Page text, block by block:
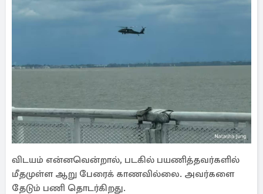
விடயம் என்னவென்றால், படகில் பயணித்தவர்களில்
மீதமுள்ள ஆறு பேரைக் காணவில்லை. அவர்களை
தேடும் பணி தொடர்கிறது.